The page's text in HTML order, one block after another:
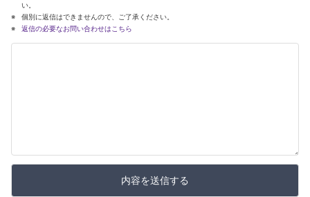
い。
個別に返信はできませんので、ご了承ください。
返信の必要なお問い合わせはこちら
内容を送信する